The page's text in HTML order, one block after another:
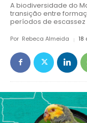
Amazônia
A biodiversidade do
transição entre
períodos de
Por Rebeca Almeida